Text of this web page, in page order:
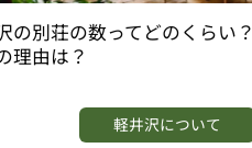
の別荘の数ってどのくらい？
理由は？
軽井沢について